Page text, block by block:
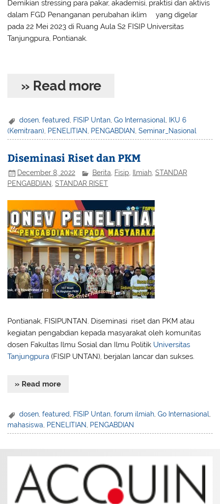
Demikian stressing para pakar, akademisi, praktisi dan aktivis
dalam FGD Penanganan perubahan iklim
(1)yang digelar
pada 22 Mei 2023 di Ruang Aula S2 FISIP Universitas
Tanjungpura, Pontianak.
» Read more
dosen,featured, FISIP Untan,Go Internasional,
IKU 6
(Kemitraan) PENELITIAN PENGABDIAN ,Seminar_Nasional
Diseminasi Riset dan PKM
December 8, 2022 Berita, Fisip, Ilmiah,STANDAR
PENGABDIAN ,STANDAR RISET
Pontianak, FISIPUNTAN. Diseminasi riset dan PKM atau
kegiatan pengabdian kepada masyarakat oleh komunitas
dosen Fakultas Ilmu Sosial dan Ilmu Politik Universitas
Tanjungpura (FISIP UNTAN), berjalan lancar dan sukses.
» Read more
dosen ,featured FISIP Untan ,forum ilmiah ,Go Internasional
mahasiswa PENELITIAN PENGABDIAN